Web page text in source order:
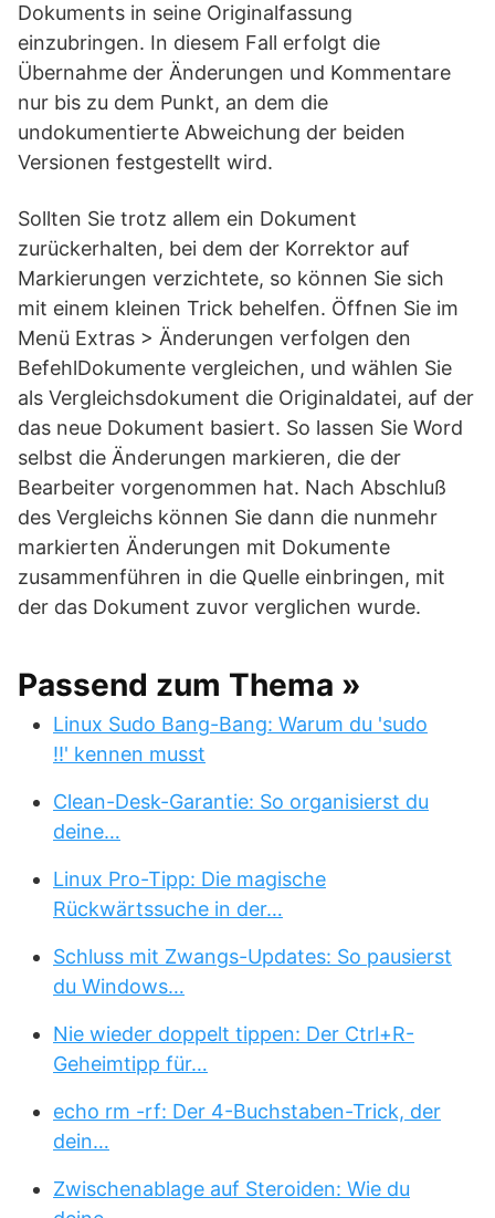
Dokuments in seine Originalfassung
einzubringen. In diesem Fall erfolgt die
Übernahme der Änderungen und Kommentare
nur bis zu dem Punkt, an dem die
undokumentierte Abweichung der beiden
Versionen festgestellt wird.
Sollten Sie trotz allem ein Dokument
zurückerhalten, bei dem der Korrektor auf
Markierungen verzichtete, so können Sie sich
mit einem kleinen Trick behelfen. Öffnen Sie im
Menü Extras > Änderungen verfolgen den
BefehlDokumente vergleichen, und wählen Sie
als Vergleichsdokument die Originaldatei, auf der
das neue Dokument basiert. So lassen Sie Word
selbst die Änderungen markieren, die der
Bearbeiter vorgenommen hat. Nach Abschluß
des Vergleichs können Sie dann die nunmehr
markierten Änderungen mit Dokumente
zusammenführen in die Quelle einbringen, mit
der das Dokument zuvor verglichen wurde.
Passend zum Thema »
Linux Sudo Bang-Bang: Warum du 'sudo
!!' kennen musst
Clean-Desk-Garantie: So organisierst du
deine…
Linux Pro-Tipp: Die magische
Rückwärtssuche in der…
Schluss mit Zwangs-Updates: So pausierst
du Windows…
Nie wieder doppelt tippen: Der Ctrl+R-
Geheimtipp für…
echo rm -rf: Der 4-Buchstaben-Trick, der
dein…
Zwischenablage auf Steroiden: Wie du